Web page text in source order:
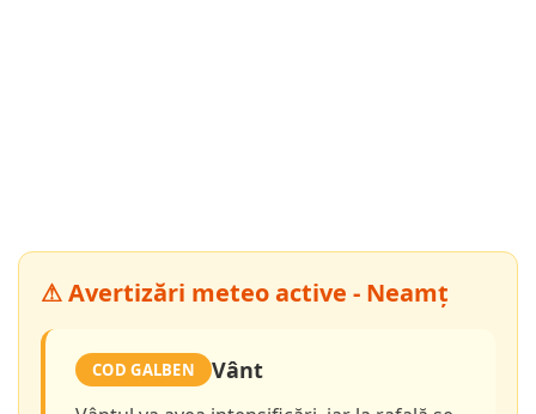
⚠ Avertizări meteo active - Neamț
COD GALBEN Vânt